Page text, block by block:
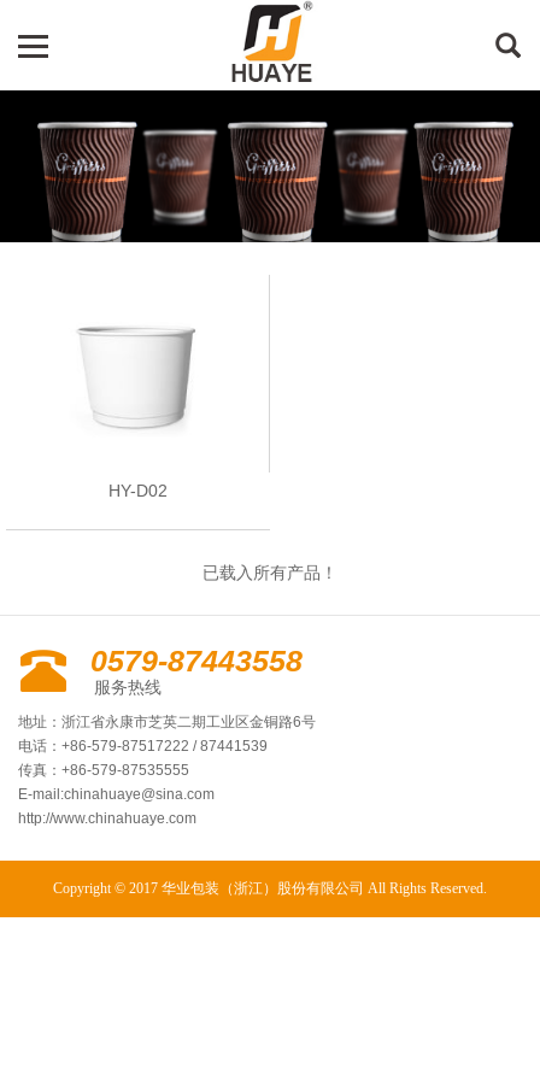
HY-D02
已载入所有产品！
0579-87443558
服务热线
地址：浙江省永康市芝英二期工业区金铜路6号
电话：+86-579-87517222 / 87441539
传真：+86-579-87535555
E-mail:chinahuaye@sina.com
http://www.chinahuaye.com
Copyright © 2017 华业包装（浙江）股份有限公司 All Rights Reserved.